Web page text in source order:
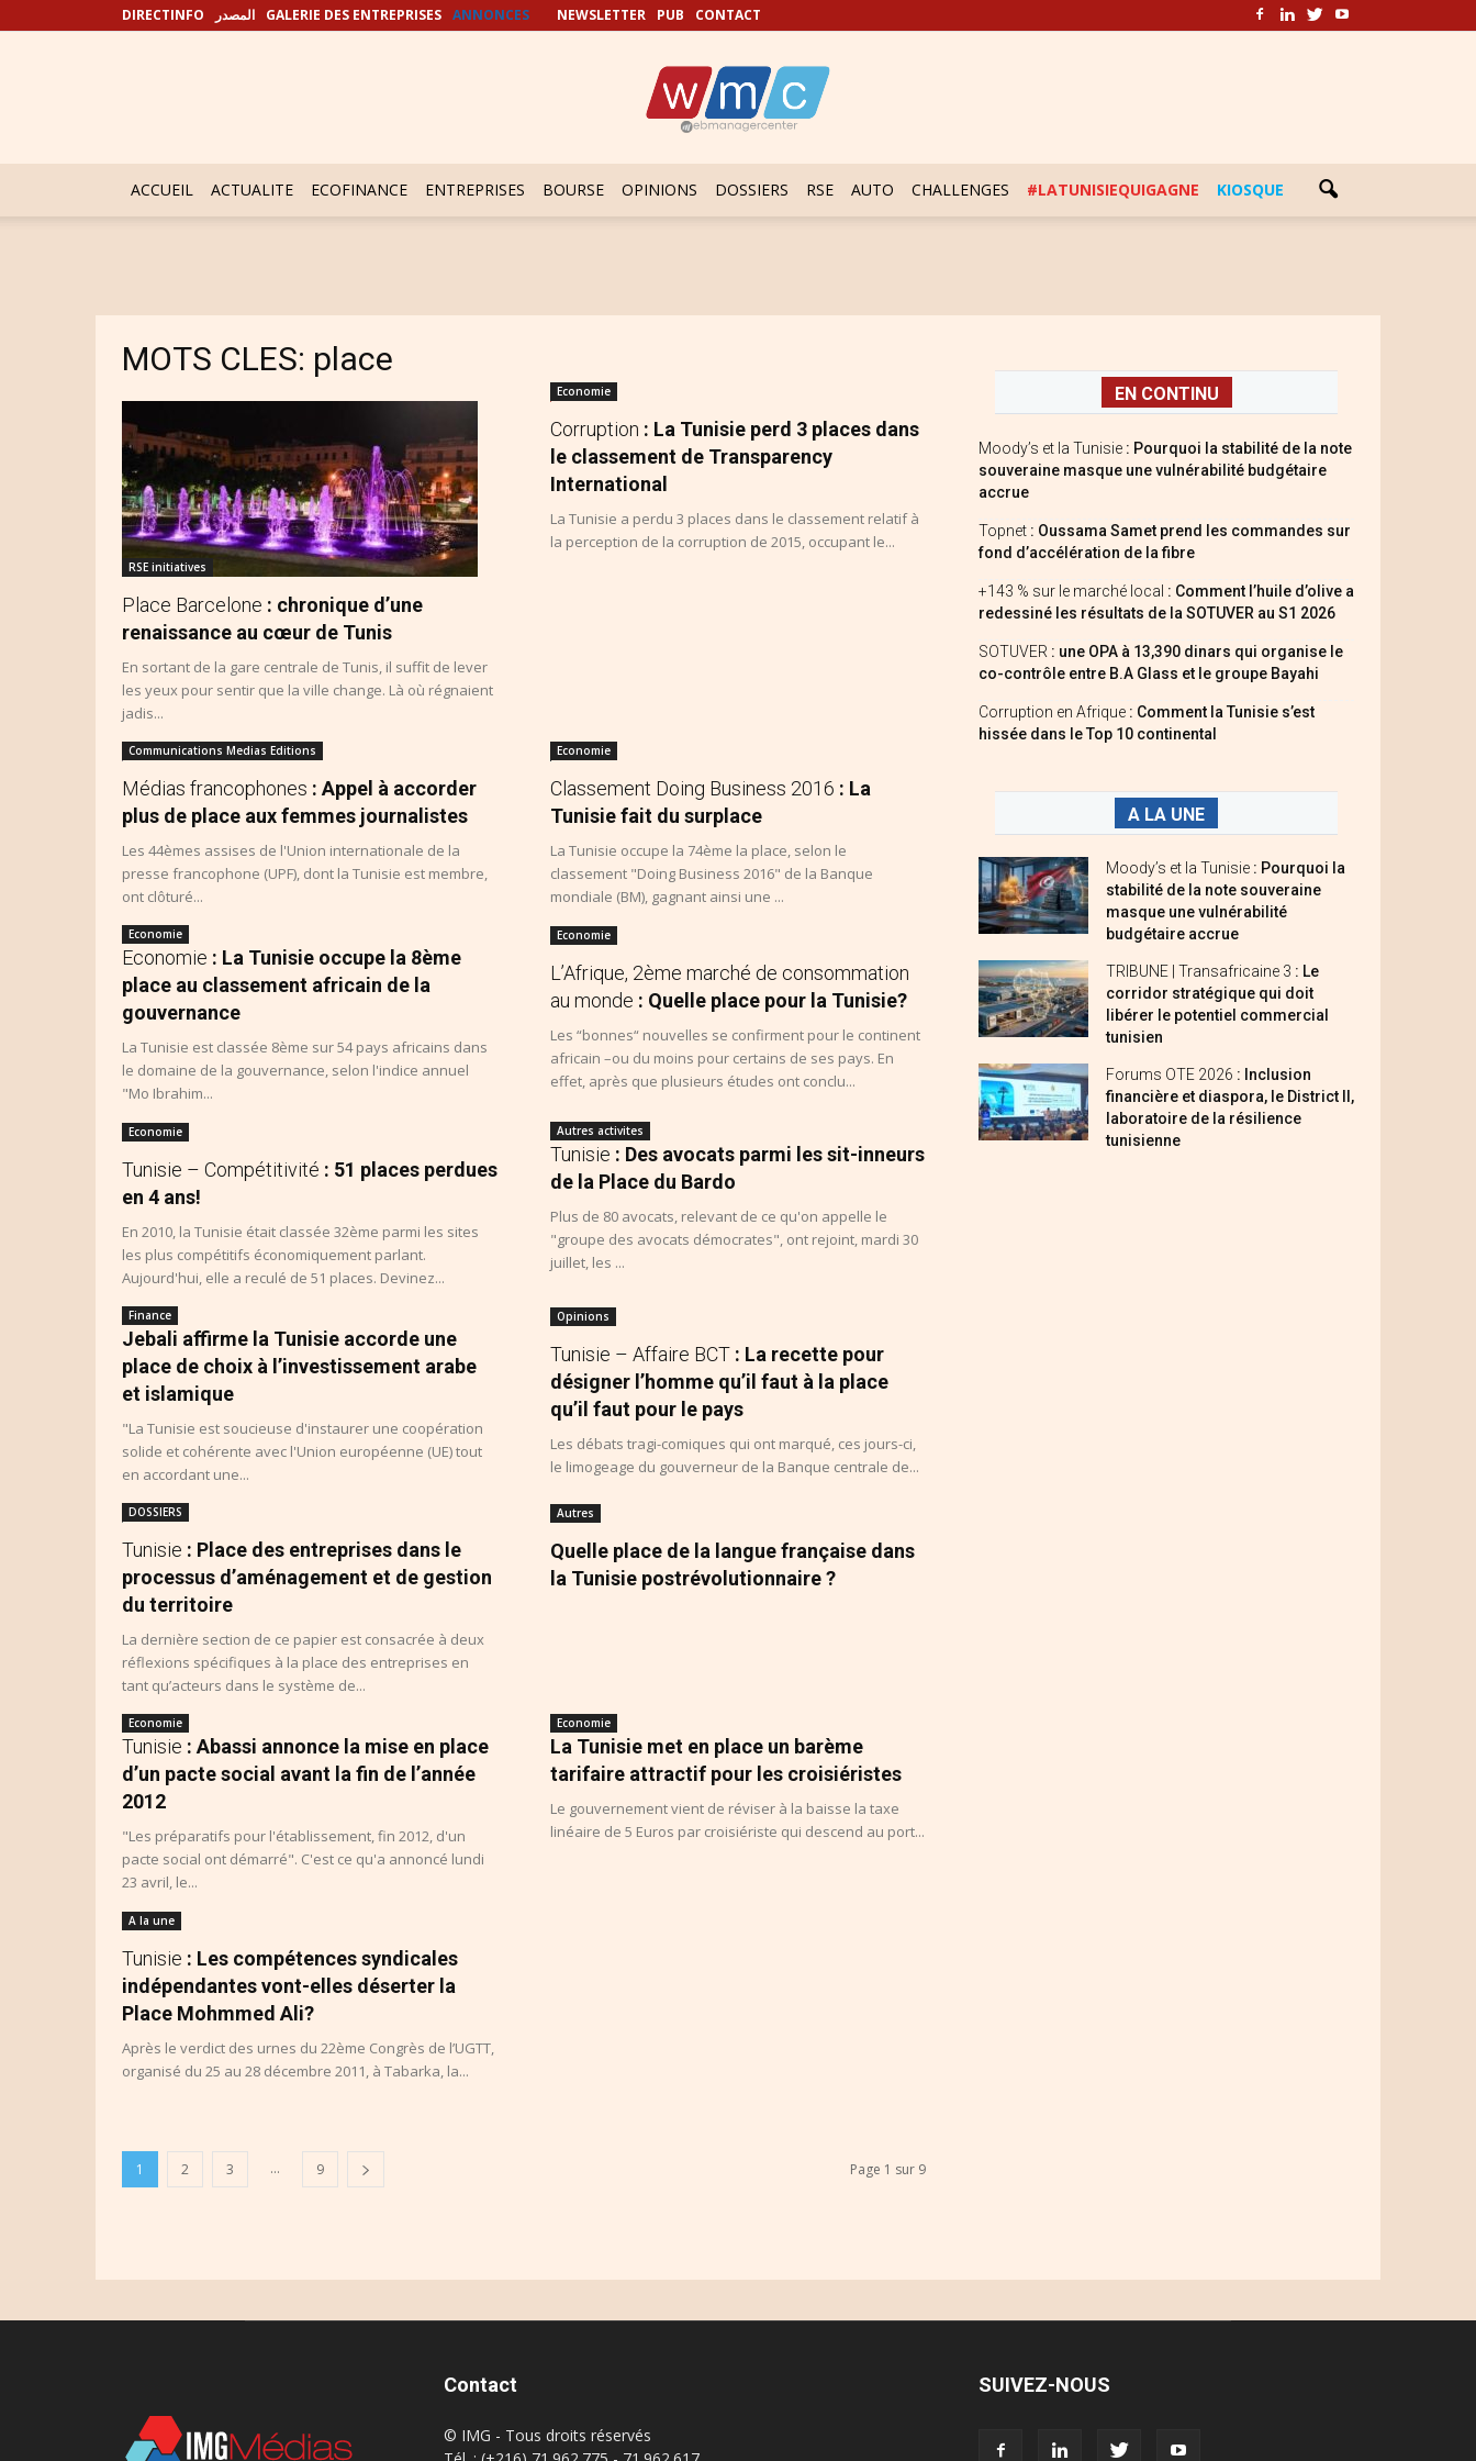
DIRECTINFO المصدر GALERIE DES ENTREPRISES ANNONCES NEWSLETTER PUB CONTACT
ACCUEIL ACTUALITE ECOFINANCE ENTREPRISES BOURSE OPINIONS DOSSIERS RSE AUTO CHALLENGES #LATUNISIEQUIGAGNE KIOSQUE
MOTS CLES: place
RSE initiatives
Place Barcelone : chronique d’une
renaissance au cœur de Tunis
En sortant de la gare centrale de Tunis, il suffit de lever
les yeux pour sentir que la ville change. Là où régnaient
jadis...
Economie
Corruption : La Tunisie perd 3 places dans
le classement de Transparency
International
La Tunisie a perdu 3 places dans le classement relatif à
la perception de la corruption de 2015, occupant le...
Communications Medias Editions
Médias francophones : Appel à accorder
plus de place aux femmes journalistes
Les 44èmes assises de l'Union internationale de la
presse francophone (UPF), dont la Tunisie est membre,
ont clôturé...
Economie
Classement Doing Business 2016 : La
Tunisie fait du surplace
La Tunisie occupe la 74ème la place, selon le
classement "Doing Business 2016" de la Banque
mondiale (BM), gagnant ainsi une ...
Economie
Economie : La Tunisie occupe la 8ème
place au classement africain de la
gouvernance
La Tunisie est classée 8ème sur 54 pays africains dans
le domaine de la gouvernance, selon l'indice annuel
"Mo Ibrahim...
Economie
L’Afrique, 2ème marché de consommation
au monde : Quelle place pour la Tunisie?
Les “bonnes“ nouvelles se confirment pour le continent
africain –ou du moins pour certains de ses pays. En
effet, après que plusieurs études ont conclu...
Economie
Tunisie – Compétitivité : 51 places perdues
en 4 ans!
En 2010, la Tunisie était classée 32ème parmi les sites
les plus compétitifs économiquement parlant.
Aujourd'hui, elle a reculé de 51 places. Devinez...
Autres activites
Tunisie : Des avocats parmi les sit-inneurs
de la Place du Bardo
Plus de 80 avocats, relevant de ce qu'on appelle le
"groupe des avocats démocrates", ont rejoint, mardi 30
juillet, les ...
Finance
Jebali affirme la Tunisie accorde une
place de choix à l’investissement arabe
et islamique
"La Tunisie est soucieuse d'instaurer une coopération
solide et cohérente avec l'Union européenne (UE) tout
en accordant une...
Opinions
Tunisie – Affaire BCT : La recette pour
désigner l’homme qu’il faut à la place
qu’il faut pour le pays
Les débats tragi-comiques qui ont marqué, ces jours-ci,
le limogeage du gouverneur de la Banque centrale de...
DOSSIERS
Tunisie : Place des entreprises dans le
processus d’aménagement et de gestion
du territoire
La dernière section de ce papier est consacrée à deux
réflexions spécifiques à la place des entreprises en
tant qu’acteurs dans le système de...
Autres
Quelle place de la langue française dans
la Tunisie postrévolutionnaire ?
Economie
Tunisie : Abassi annonce la mise en place
d’un pacte social avant la fin de l’année
2012
"Les préparatifs pour l'établissement, fin 2012, d'un
pacte social ont démarré". C'est ce qu'a annoncé lundi
23 avril, le...
Economie
La Tunisie met en place un barème
tarifaire attractif pour les croisiéristes
Le gouvernement vient de réviser à la baisse la taxe
linéaire de 5 Euros par croisiériste qui descend au port...
A la une
Tunisie : Les compétences syndicales
indépendantes vont-elles déserter la
Place Mohmmed Ali?
Après le verdict des urnes du 22ème Congrès de l’UGTT,
organisé du 25 au 28 décembre 2011, à Tabarka, la...
1 2 3 ... 9 Page 1 sur 9
EN CONTINU
Moody’s et la Tunisie : Pourquoi la stabilité de la note
souveraine masque une vulnérabilité budgétaire
accrue
Topnet : Oussama Samet prend les commandes sur
fond d’accélération de la fibre
+143 % sur le marché local : Comment l’huile d’olive a
redessiné les résultats de la SOTUVER au S1 2026
SOTUVER : une OPA à 13,390 dinars qui organise le
co-contrôle entre B.A Glass et le groupe Bayahi
Corruption en Afrique : Comment la Tunisie s’est
hissée dans le Top 10 continental
A LA UNE
Moody’s et la Tunisie : Pourquoi la
stabilité de la note souveraine
masque une vulnérabilité
budgétaire accrue
TRIBUNE | Transafricaine 3 : Le
corridor stratégique qui doit
libérer le potentiel commercial
tunisien
Forums OTE 2026 : Inclusion
financière et diaspora, le District II,
laboratoire de la résilience
tunisienne
Contact
© IMG - Tous droits réservés
SUIVEZ-NOUS